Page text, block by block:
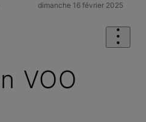
dimanche 16 février 2025
VOO